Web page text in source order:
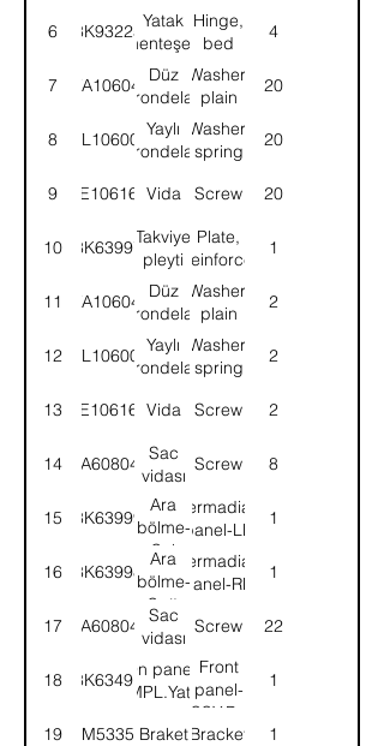
6 8K93225
Yatak
menteşesi
Hinge,
bed
4
7 WA106041
Düz
rondela
Washer,
plain
20
8 WL106002
Yaylı
rondela
Washer,
spring
20
9 SE106164Vida Screw 20
10 8K63997
Takviye
pleyti
Plate,
reinforce
1
11 WA106041
Düz
rondela
Washer,
plain
2
12 WL106002
Yaylı
rondela
Washer,
spring
2
13 SE106164Vida Screw 2
14 DA608044
Sac
vidası
Screw 8
15 8K63999
Ara
bölme-
Sol
Intermadiate,
panel-LH
1
16 8K63998
Ara
bölme-
Sağ
Intermadiate,
panel-RH
1
17 DA608044
Sac
vidası
Screw 22
18 8K63491
Ön panel-
KMPL.Yatak
Front
panel-
ASSY.Bed
1
19 8M53355BraketBracket 1